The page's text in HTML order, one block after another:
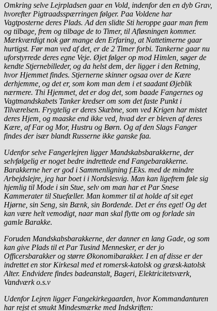
Omkring selve Lejrpladsen gaar en Vold, indenfor den en dyb Grav,
hvorefter Pigtraadsspærringen følger. Paa Voldene har
Vagtposterne deres Plads. Ad den slidte Sti heroppe gaar man frem
og tilbage, frem og tilbage de to Timer, til Afløsningen kommer.
Mærkværdigt nok gør mange den Erfaring, at Nattetimerne gaar
hurtigst. Før man ved af det, er de 2 Timer forbi. Tankerne gaar nu
uforstyrrede deres egne Veje. Øjet følger op mod Himlen, søger de
kendte Stjernebilleder, og da helst dem, der ligger i den Retning,
hvor Hjemmet findes. Stjernerne skinner ogsaa over de Kære
derhjemme, og det er, som kom man dem i et saadant Øjeblik
nærmere. Thi Hjemmet, det er dog det, som baade Fangernes og
Vagtmandskabets Tanker kredser om som det faste Punkt i
Tilværelsen. Frygtelig er deres Skæbne, som ved Krigen har mistet
deres Hjem, og maaske end ikke ved, hvad der er bleven af deres
Kære, af Far og Mor, Hustru og Børn. Og af den Slags Fanger
findes der især blandt Russerne ikke ganske faa.
Udenfor selve Fangerlejren ligger Mandskabsbarakkerne, der
selvfølgelig er noget bedre indrettede end Fangebarakkerne.
Barakkerne her er god i Sammenligning f.Eks. med de mindre
Arbejdslejre, jeg har boet i i Nordslesvig. Man kan ligefrem føle sig
hjemlig til Mode i sin Stue, selv om man har et Par Snese
Kammerater til Stuefæller. Man kommer til at holde af sit eget
Hjørne, sin Seng, sin Bænk, sin Bordende. Det er éns eget! Og det
kan være helt vemodigt, naar man skal flytte om og forlade sin
gamle Barakke.
Foruden Mandskabsbarakkerne, der danner en lang Gade, og som
kan give Plads til et Par Tusind Mennesker, er der jo
Officersbarakker og større Økonomibarakker. I en af disse er der
indrettet en stor Kirkesal med et romersk-katolsk og græsk-katolsk
Alter. Endvidere findes badeanstalt, Bageri, Elektricitetsværk,
Vandværk o.s.v
Udenfor Lejren ligger Fangekirkegaarden, hvor Kommandanturen
har rejst et smukt Mindesmærke med Indskriften: